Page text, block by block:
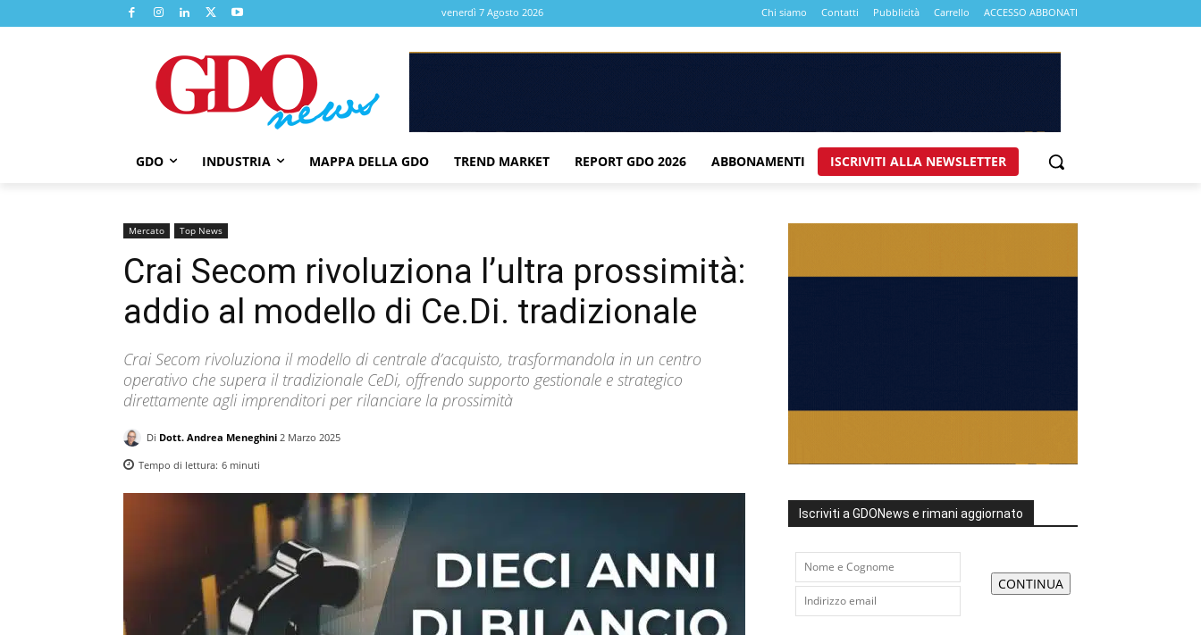
venerdì 7 Agosto 2026 Chi siamo Contatti Pubblicità Carrello ACCESSO ABBONATI
GDO INDUSTRIA MAPPA DELLA GDO TREND MARKET REPORT GDO 2026 ABBONAMENTI ISCRIVITI ALLA NEWSLETTER
Mercato Top News
Crai Secom rivoluziona l’ultra prossimità:
addio al modello di Ce.Di. tradizionale
Crai Secom rivoluziona il modello di centrale d’acquisto, trasformandola in un centro
operativo che supera il tradizionale CeDi, offrendo supporto gestionale e strategico
direttamente agli imprenditori per rilanciare la prossimità
Di Dott. Andrea Meneghini 2 Marzo 2025
Tempo di lettura: 6 minuti
Iscriviti a GDONews e rimani aggiornato